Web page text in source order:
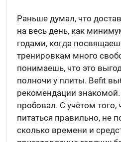
Раньше думал, что
на весь день, как
годами, когда
тренировкам много
понимаешь, что это
полночи у плиты. Befit
рекомендации
пробовал. С учётом того,
питаться правильно, не
сколько времени и